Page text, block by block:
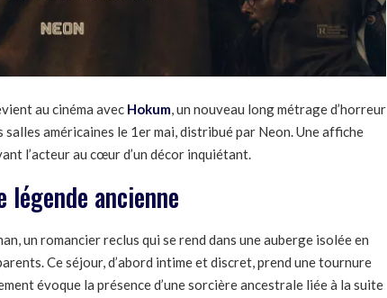
au cinéma avec Hokum, un nouveau long métrage d’horreur
américaines le 1er mai, distribué par Neon. Une affiche
l’acteur au cœur d’un décor inquiétant.
ancienne
un romancier reclus qui se rend dans une auberge isolée en
Ce séjour, d’abord intime et discret, prend une tournure
évoque la présence d’une sorcière ancestrale liée à la suite